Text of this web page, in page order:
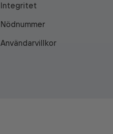
Integritet
Nödnummer
Användarvillkor